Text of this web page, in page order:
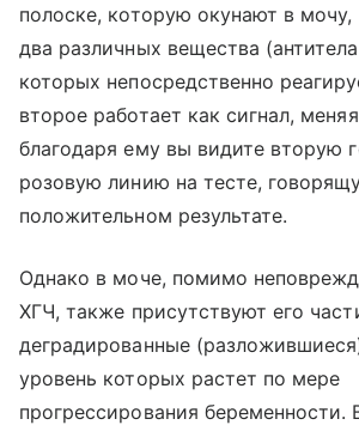
полоске, которую окунают в мочу,
два различных вещества
которых непосредственно
второе работает как сигнал,
благодаря ему вы видите вторую
розовую линию на тесте,
положительном результате.
Однако в моче, помимо
ХГЧ, также присутствуют его
деградированные
уровень которых растет по мере
прогрессирования беременности.